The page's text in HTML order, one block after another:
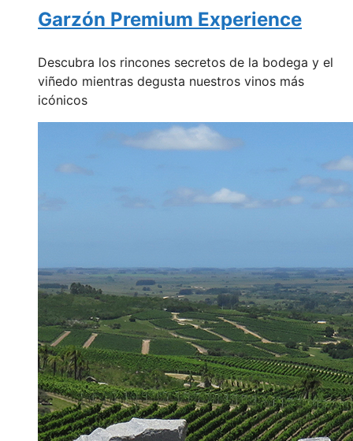
Garzón Premium Experience
Descubra los rincones secretos de la bodega y el
viñedo mientras degusta nuestros vinos más
icónicos